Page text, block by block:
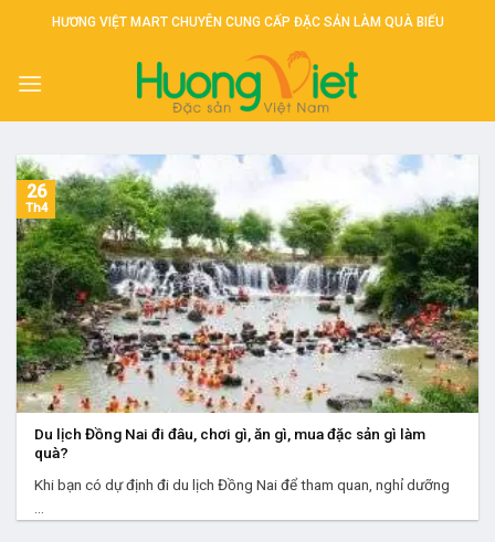
HƯƠNG VIỆT MART CHUYÊN CUNG CẤP ĐẶC SẢN LÀM QUÀ BIẾU
Du lịch Đồng Nai đi đâu, chơi gì, ăn gì, mua đặc sản gì làm
quà?
Khi bạn có dự định đi du lịch Đồng Nai để tham quan, nghỉ dưỡng
26
Th4